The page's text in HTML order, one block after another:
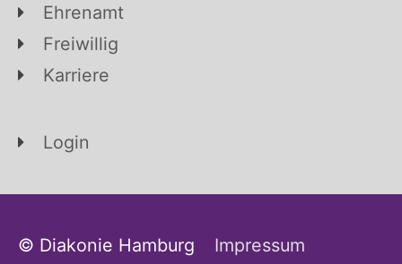
Ehrenamt
Freiwillig
Karriere
Login
© Diakonie Hamburg
Impressum